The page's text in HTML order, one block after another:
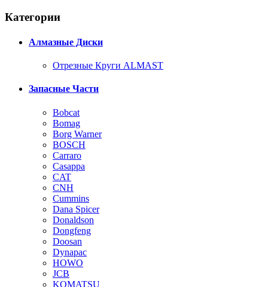
Категории
Алмазные Диски
Отрезные Круги ALMAST
Запасные Части
Bobcat
Bomag
Borg Warner
BOSCH
Carraro
Casappa
CAT
CNH
Cummins
Dana Spicer
Donaldson
Dongfeng
Doosan
Dynapac
HOWO
JCB
KOMATSU